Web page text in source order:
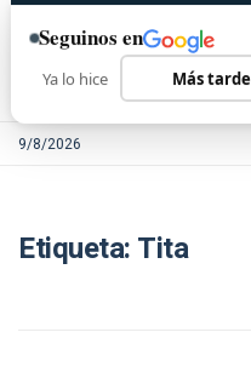
9/8/2026
Etiqueta: Tita
Seguinos en
Ya lo hice Más tarde